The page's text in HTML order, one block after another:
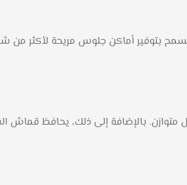
بتوفير أماكن جلوس مريحة لأكثر من
بالإضافة إلى ذلك، يحافظ قماش